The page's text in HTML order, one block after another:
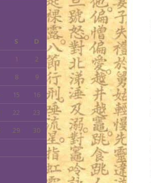
S
D
1
2
8
9
15
16
22
23
29
30